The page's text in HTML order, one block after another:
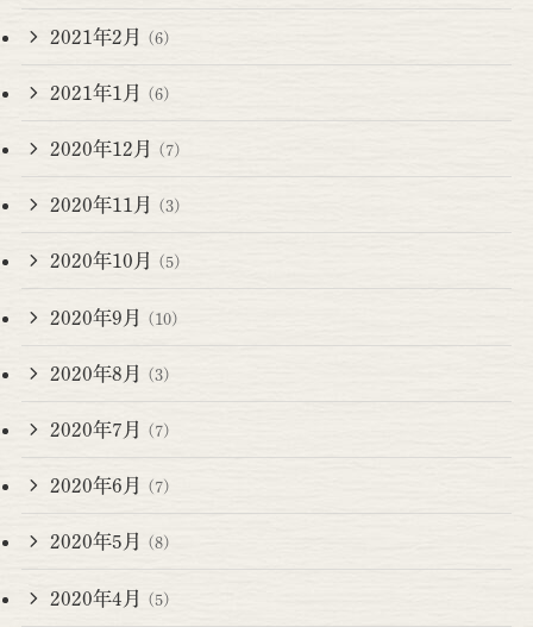
2021年2月 (6)
2021年1月 (6)
2020年12月 (7)
2020年11月 (3)
2020年10月 (5)
2020年9月 (10)
2020年8月 (3)
2020年7月 (7)
2020年6月 (7)
2020年5月 (8)
2020年4月 (5)